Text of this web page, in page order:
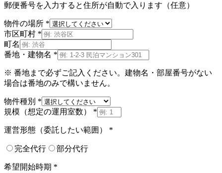
郵便番号を入力すると住所が自動で入ります（任意）
物件の場所 *
市区町村 *
町名
番地・建物名 *
※ 番地まで必ずご記入ください。建物名・部屋番号がない
場合は番地のみで構いません。
物件種別 *
規模（想定の運用室数） *
運営形態（委託したい範囲） *
完全代行 部分代行
希望開始時期 *